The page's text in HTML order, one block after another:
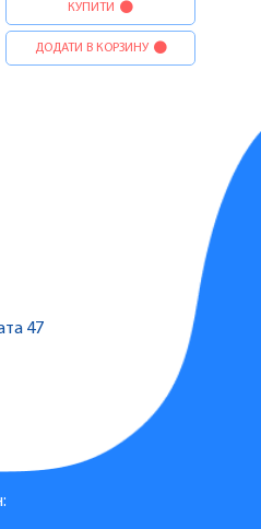
КУПИТИ
ДОДАТИ В КОРЗИНУ
47